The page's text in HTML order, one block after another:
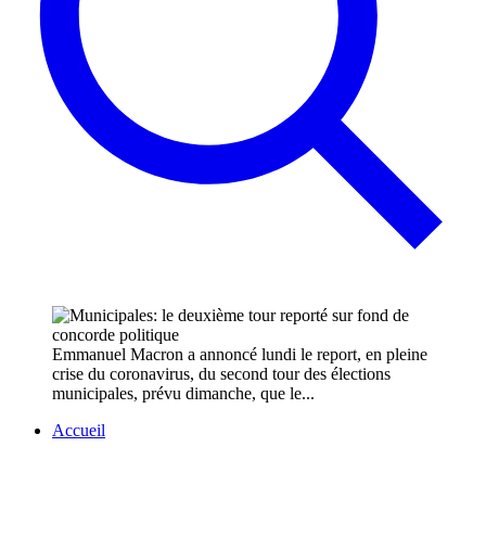
Emmanuel Macron a annoncé lundi le report, en pleine
crise du coronavirus, du second tour des élections
municipales, prévu dimanche, que le...
Accueil